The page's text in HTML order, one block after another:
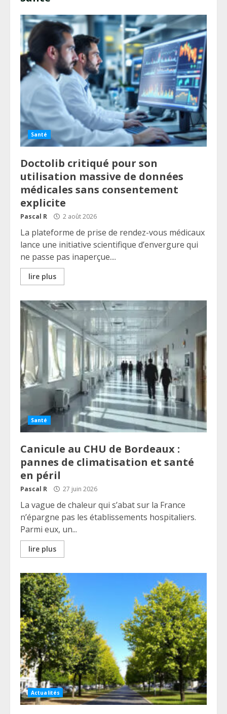
Santé
Doctolib critiqué pour son
utilisation massive de données
médicales sans consentement
explicite
Pascal R 2 août 2026
La plateforme de prise de rendez-vous médicaux
lance une initiative scientifique d’envergure qui
ne passe pas inaperçue....
lire plus
Santé
Canicule au CHU de Bordeaux :
pannes de climatisation et santé
en péril
Pascal R 27 juin 2026
La vague de chaleur qui s’abat sur la France
n’épargne pas les établissements hospitaliers.
Parmi eux, un...
lire plus
Actualités